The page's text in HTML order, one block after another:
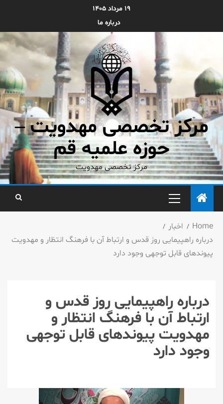
۱۹ مرداد ۱۴۰۵
درباره ما
مرکز تخصصی مهدویت –
حوزه علمیه قم
مرکز تخصصی مهدویت
Home
اخبار
درباره راهپیمایی روز قدس و ارتباط آن با فرهنگ انتظار و مهدویت
پیوندهای قابل توجهی وجود دارد
درباره راهپیمایی روز قدس و
ارتباط آن با فرهنگ انتظار و
مهدویت پیوندهای قابل توجهی
وجود دارد